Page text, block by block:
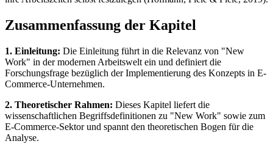
Zusammenfassung der Kapitel
1. Einleitung: Die Einleitung führt in die Relevanz von "New
Work" in der modernen Arbeitswelt ein und definiert die
Forschungsfrage bezüglich der Implementierung des Konzepts in E-
Commerce-Unternehmen.
2. Theoretischer Rahmen: Dieses Kapitel liefert die
wissenschaftlichen Begriffsdefinitionen zu "New Work" sowie zum
E-Commerce-Sektor und spannt den theoretischen Bogen für die
Analyse.